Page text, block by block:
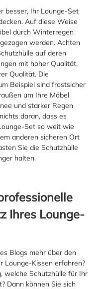
besser, Ihr Lounge-Set
Auf diese Weise
durch Winterregen
werden. Achten
auf deren
mit hoher Qualität,
Qualität. Die
Beispiel sind frostsicher
um Ihre Möbel
und starker Regen
daran, dass es
Set so weit wie
anderen sicheren Ort
Sie die Schutzhülle
halten.
Ihres Lounge-
Blogs mehr über den
Lounge-Kissen erfahren?
welche Schutzhülle für Ihr
Dann können Sie sich